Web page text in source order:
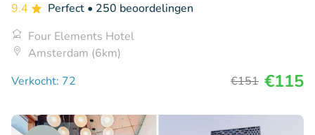
9.4 Perfect • 250 beoordelingen
Four Elements Hotel
Amsterdam (6km)
Verkocht: 72
€151 €115